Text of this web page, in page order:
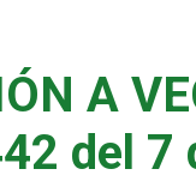
A
del 7